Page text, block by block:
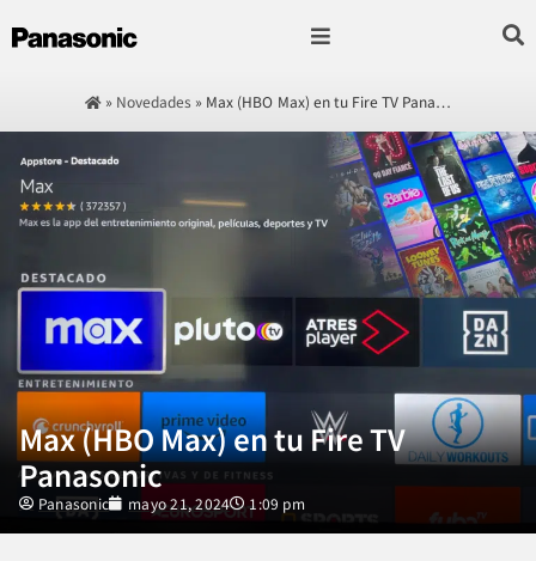
» Novedades » Max (HBO Max) en tu Fire TV Pana…
Max (HBO Max) en tu Fire TV
Panasonic
Panasonic mayo 21, 2024 1:09 pm